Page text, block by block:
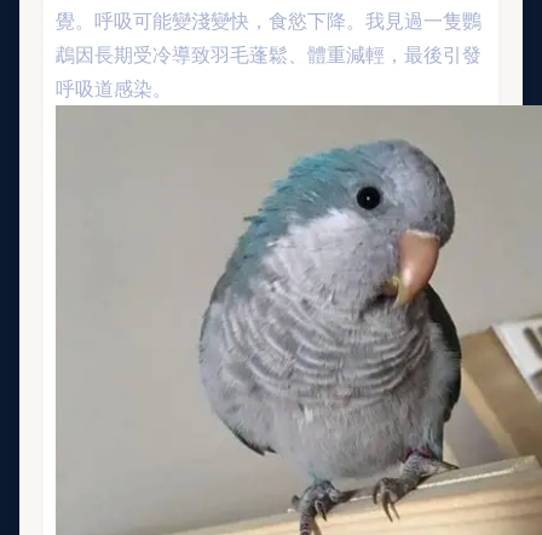
覺。呼吸可能變淺變快，食慾下降。我見過一隻鸚
鵡因長期受冷導致羽毛蓬鬆、體重減輕，最後引發
呼吸道感染。